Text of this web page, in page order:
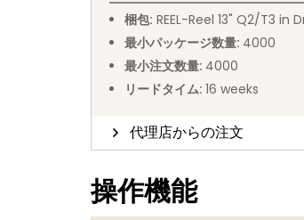
梱包: REEL-Reel 13" Q2/T3 in
最小パッケージ数量: 4000
最小注文数量: 4000
リードタイム: 16 weeks
代理店からの注文
操作機能